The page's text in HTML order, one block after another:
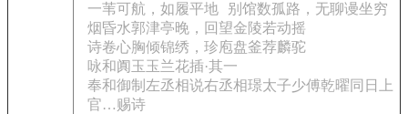
一苇可航，如履平地
别馆数孤路，无聊谩坐穷
烟昏水郭津亭晚，回望金陵若动摇
诗卷心胸倾锦绣，珍庖盘釜荐麟驼
咏和阗玉玉兰花插·其一
奉和御制左丞相说右丞相璟太子少傅乾曜同日上
官…赐诗